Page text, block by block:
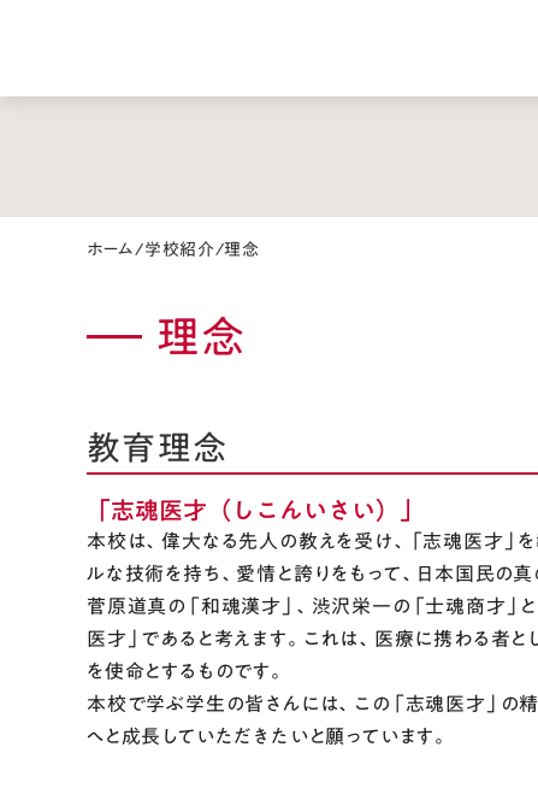
ホーム/学校紹介/理念
理念
教育理念
「志魂医才（しこんいさい）」
本校は、偉大なる先人の教えを受け、「志魂医才」
ルな技術を持ち、愛情と誇りをもって、日本国民の
菅原道真の「和魂漢才」、渋沢栄一の「士魂商才
医才」であると考えます。これは、医療に携わる者
を使命とするものです。
本校で学ぶ学生の皆さんには、この「志魂医才」
へと成長していただきたいと願っています。